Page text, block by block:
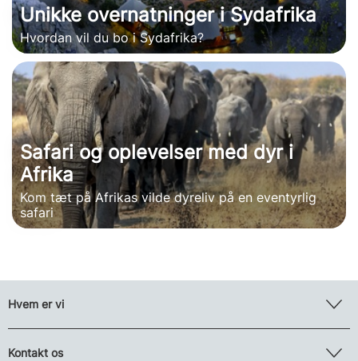
Unikke overnatninger i Sydafrika
Hvordan vil du bo i Sydafrika?
Safari og oplevelser med dyr i
Afrika
Kom tæt på Afrikas vilde dyreliv på en eventyrlig
safari
Hvem er vi
Kontakt os